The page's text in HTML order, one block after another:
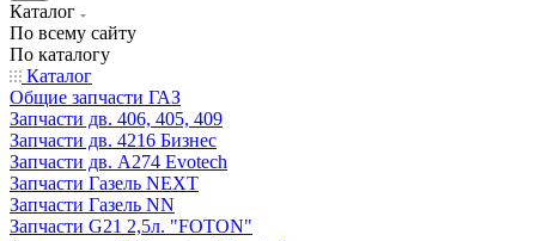
Каталог
По всему сайту
По каталогу
Каталог
Общие запчасти ГАЗ
Запчасти дв. 406, 405, 409
Запчасти дв. 4216 Бизнес
Запчасти дв. A274 Evotech
Запчасти Газель NEXT
Запчасти Газель NN
Запчасти G21 2,5л. "FOTON"